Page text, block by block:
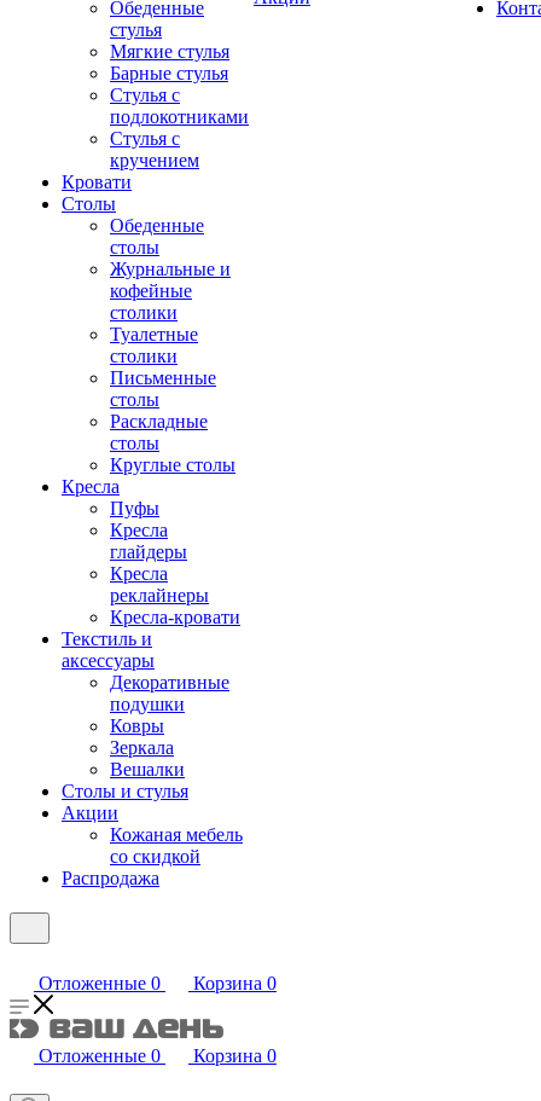
Обеденные
стулья
Мягкие стулья
Барные стулья
Стулья с
подлокотниками
Стулья с
кручением
Кровати
Столы
Обеденные
столы
Журнальные и
кофейные
столики
Туалетные
столики
Письменные
столы
Раскладные
столы
Круглые столы
Кресла
Пуфы
Кресла
глайдеры
Кресла
реклайнеры
Кресла-кровати
Текстиль и
аксессуары
Декоративные
подушки
Ковры
Зеркала
Вешалки
Столы и стулья
Акции
Кожаная мебель
со скидкой
Распродажа
Отложенные 0 Корзина 0
Отложенные 0 Корзина 0